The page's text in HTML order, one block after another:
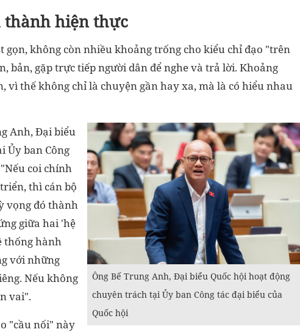
thành hiện thực
không còn nhiều khoảng trống cho kiểu chỉ đạo "trên
bản, gặp trực tiếp người dân để nghe và trả lời. Khoảng
vì thế không chỉ là chuyện gần hay xa, mà là có hiểu nhau
Ông Bế Trung Anh, Đại biểu Quốc hội hoạt động
chuyên trách tại Ủy ban Công tác đại biểu của
Quốc hội
Anh, Đại biểu
Ủy ban Công
coi chính
thì cán bộ
vọng đó thành
giữa hai 'hệ
thống hành
với những
Nếu không
vai".
"cầu nối" này